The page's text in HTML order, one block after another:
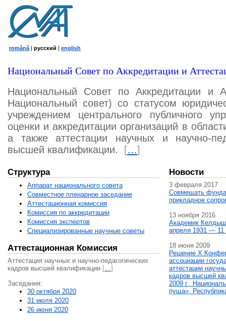
română | русский | english
Национальный Совет по Аккредитации и
Национальный Совет по Аккредитации и
Национальный совет) со статусом
учреждением центрального публичного
оценки и аккредитации организаций в
а также аттестации научных и научно-
высшей квалификации.
[…]
Структура
Аппарат национального совета
Совместное пленарное заседание
Аттестационная комисcия
Комиссия по аккредитации
Комиссия экспертов
Специализированные научные советы
Аттестационная Комиссия
Аттестация научных и научно-педагогических
кадров высшей квалификации […]
Заседания:
30 октября 2020
31 июля 2020
26 июня 2020
Новости
3 февраля 2017
Совмещать
прикладное
13 ноября 2016
Академик
апреля 1931 — 11
18 июня 2009
Решение X
ассоциации
аттестации
кадров высшей
2009 г.,
пуща»,